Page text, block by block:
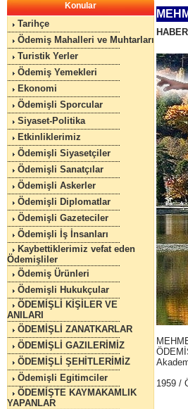
Konular
Tarihçe
Ödemiş Mahalleri ve Muhtarları
Turistik Yerler
Ödemiş Yemekleri
Ekonomi
Ödemişli Sporcular
Siyaset-Politika
Etkinliklerimiz
Ödemişli Siyasetçiler
Ödemişli Sanatçılar
Ödemişli Askerler
Ödemişli Diplomatlar
Ödemişli Gazeteciler
Ödemişli İş İnsanları
Kaybettiklerimiz vefat eden
Ödemişliler
Ödemiş Ürünleri
Ödemişli Hukukçular
ÖDEMİŞLİ KİŞİLER VE
ANILARI
ÖDEMİŞLİ ZANATKARLAR
ÖDEMİŞLİ GAZILERİMİZ
ÖDEMİŞLİ ŞEHİTLERİMİZ
Ödemişli Egitimciler
ÖDEMİŞTE KAYMAKAMLIK
YAPANLAR
1959 /